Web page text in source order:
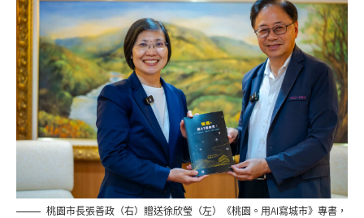
桃園市長張善政（右）贈送徐欣瑩（左）《桃園。用AI寫城市》專書，